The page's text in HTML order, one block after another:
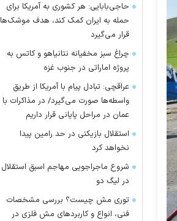
حاجی‌بابایی: هر کشوری به آمریکا برای
حمله به ایران کمک کند، هدف موشک‌ها
قرار می‌گیرد
چراغ سبز مخفیانه نتانیاهو و کاتس به
پروژه اماراتی در جنوب غزه
عراقچی: تبادل پیام با آمریکا از طریق
واسطه‌ها صورت می‌گیرد/ در مذاکرات با
عمان در مراحل پایانی قرار داریم
استقلال بازیکنی در حد رامین پیدا
نخواهد کرد
شروع ماجراجویی مهاجم اسبق استقلال
در لیگ دو
توری مش چیست؟ بررسی مشخصات
فنی، انواع و کاربردهای مش فلزی در